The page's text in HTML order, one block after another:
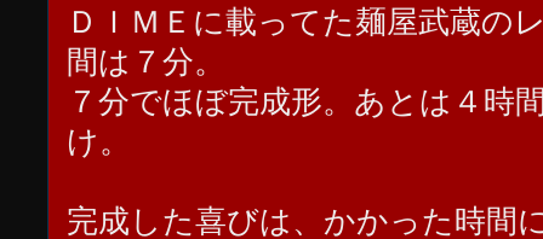
ＤＩＭＥに載ってた麺屋武蔵の
間は７分。
７分でほぼ完成形。あとは４時
け。
完成した喜びは、かかった時間